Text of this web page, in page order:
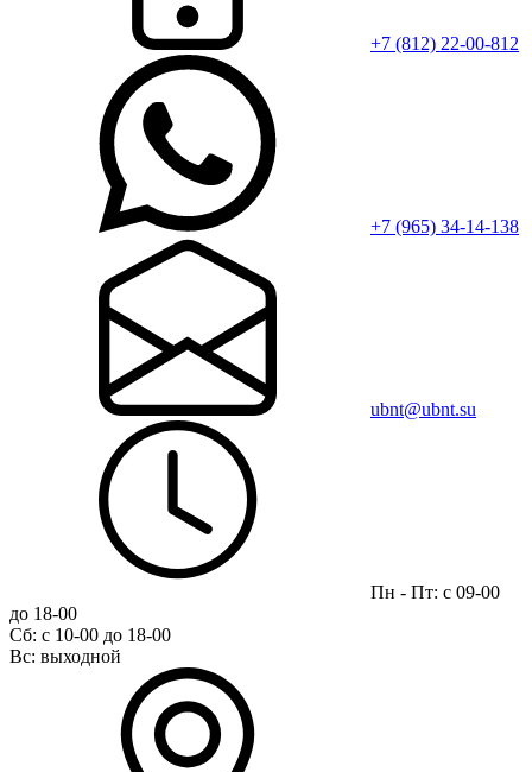
+7 (812) 22-00-812
+7 (965) 34-14-138
ubnt@ubnt.su
Пн - Пт: с 09-00
до 18-00
Сб: с 10-00 до 18-00
Вс: выходной